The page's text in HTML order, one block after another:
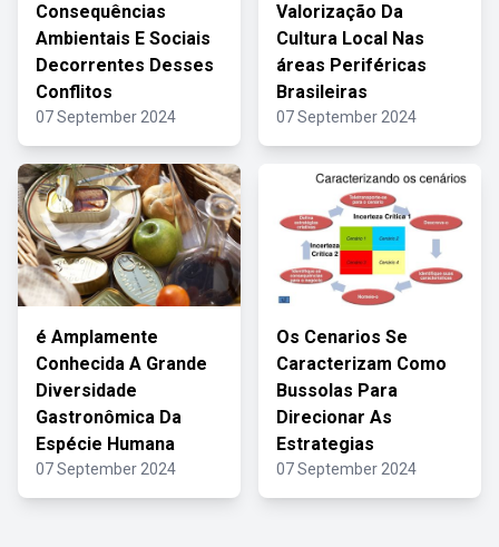
Consequências
Ambientais E Sociais
Decorrentes Desses
Conflitos
07 September 2024
Valorização Da
Cultura Local Nas
áreas Periféricas
Brasileiras
07 September 2024
é Amplamente
Conhecida A Grande
Diversidade
Gastronômica Da
Espécie Humana
07 September 2024
Os Cenarios Se
Caracterizam Como
Bussolas Para
Direcionar As
Estrategias
07 September 2024